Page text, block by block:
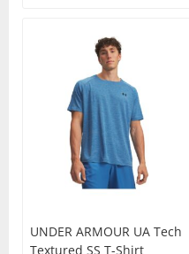
UNDER ARMOUR UA Tech
Textured SS T-Shirt